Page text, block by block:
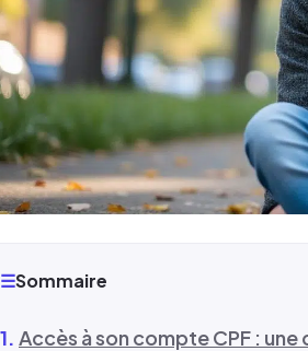
☰Sommaire
Accès à son compte CPF :